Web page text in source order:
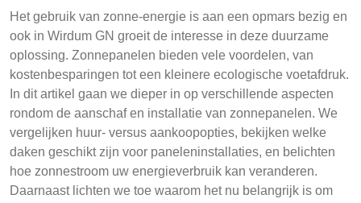
Het gebruik van zonne-energie is aan een opmars bezig en
ook in Wirdum GN groeit de interesse in deze duurzame
oplossing. Zonnepanelen bieden vele voordelen, van
kostenbesparingen tot een kleinere ecologische voetafdruk.
In dit artikel gaan we dieper in op verschillende aspecten
rondom de aanschaf en installatie van zonnepanelen. We
vergelijken huur- versus aankoopopties, bekijken welke
daken geschikt zijn voor paneleninstallaties, en belichten
hoe zonnestroom uw energieverbruik kan veranderen.
Daarnaast lichten we toe waarom het nu belangrijk is om